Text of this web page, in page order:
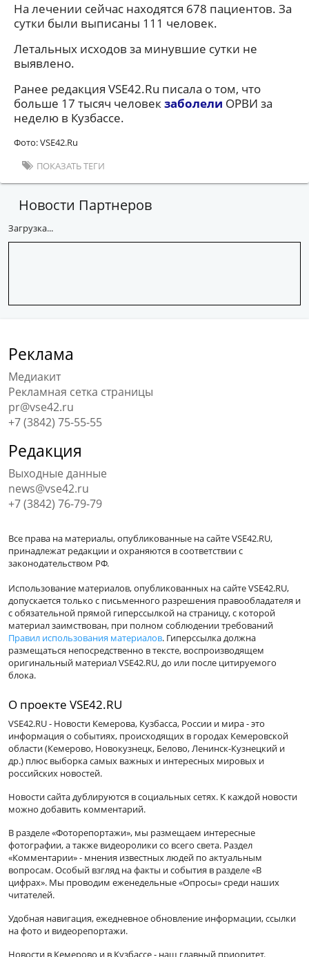
На лечении сейчас находятся 678 пациентов. За
сутки были выписаны 111 человек.
Летальных исходов за минувшие сутки не
выявлено.
Ранее редакция VSE42.Ru писала о том, что
больше 17 тысяч человекзаболели ОРВИ за
неделю в Кузбассе.
Фото: VSE42.Ru
ПОКАЗАТЬ ТЕГИ
Новости Партнеров
Загрузка...
Реклама
Медиакит
Рекламная сетка страницы
pr@vse42.ru
+7 (3842) 75-55-55
Редакция
Выходные данные
news@vse42.ru
+7 (3842) 76-79-79
Все права на материалы, опубликованные на сайте VSE42.RU,
принадлежат редакции и охраняются в соответствии с
законодательством РФ.
Использование материалов, опубликованных на сайте VSE42.RU,
допускается только с письменного разрешения правообладателя и
с обязательной прямой гиперссылкой на страницу, с которой
материал заимствован, при полном соблюдении требований
Правил использования материалов. Гиперссылка должна
размещаться непосредственно в тексте, воспроизводящем
оригинальный материал VSE42.RU, до или после цитируемого
блока.
О проекте VSE42.RU
VSE42.RU - Новости Кемерова, Кузбасса, России и мира - это
информация о событиях, происходящих в городах Кемеровской
области (Кемерово, Новокузнецк, Белово, Ленинск-Кузнецкий и
др.) плюс выборка самых важных и интересных мировых и
российских новостей.
Новости сайта дублируются в социальных сетях. К каждой новости
можно добавить комментарий.
В разделе «Фоторепортажи», мы размещаем интересные
фотографии, а также видеоролики со всего света. Раздел
«Комментарии» - мнения известных людей по актуальным
вопросам. Особый взгляд на факты и события в разделе «В
цифрах». Мы проводим еженедельные «Опросы» среди наших
читателей.
Удобная навигация, ежедневное обновление информации, ссылки
на фото и видеорепортажи.
Новости в Кемерово и в Кузбассе - наш главный приоритет.